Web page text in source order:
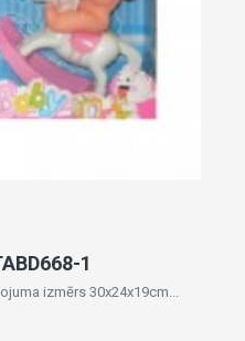
1
izmērs 30x24x19cm...